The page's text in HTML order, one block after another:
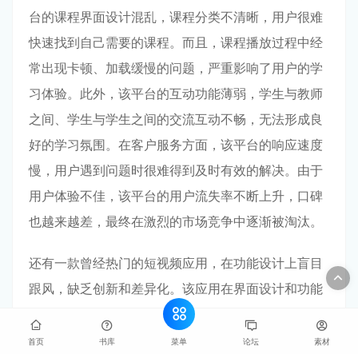
台的课程界面设计混乱，课程分类不清晰，用户很难
快速找到自己需要的课程。而且，课程播放过程中经
常出现卡顿、加载缓慢的问题，严重影响了用户的学
习体验。此外，该平台的互动功能薄弱，学生与教师
之间、学生与学生之间的交流互动不畅，无法形成良
好的学习氛围。在客户服务方面，该平台的响应速度
慢，用户遇到问题时很难得到及时有效的解决。由于
用户体验不佳，该平台的用户流失率不断上升，口碑
也越来越差，最终在激烈的市场竞争中逐渐被淘汰。
还有一款曾经热门的短视频应用，在功能设计上盲目
跟风，缺乏创新和差异化。该应用在界面设计和功能
设置上与其他主流短视频应用高度相似，没有突出自
己的特色和优势。而且，该应用的算法推荐不够精
首页 书库 菜单 论坛 素材